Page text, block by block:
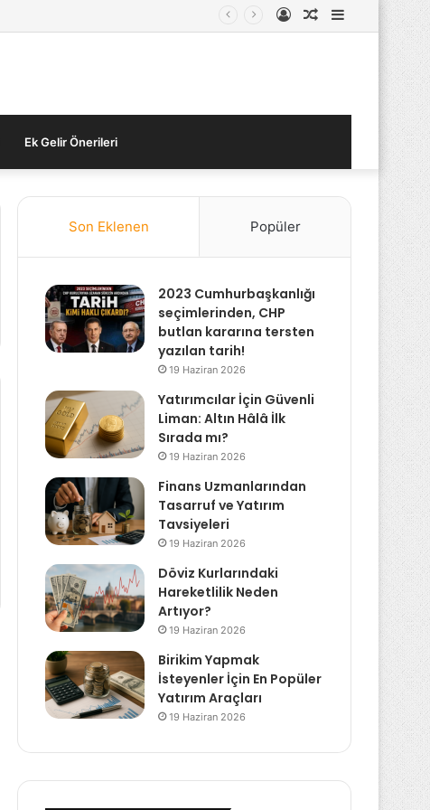
Kenar
Bölmesi
Rastgele
Kayıt
Ek Gelir Önerileri
Son Eklenen Popüler
2023 Cumhurbaşkanlığı
seçimlerinden, CHP
butlan kararına tersten
yazılan tarih!
19 Haziran 2026
Yatırımcılar İçin Güvenli
Liman: Altın Hâlâ İlk
Sırada mı?
19 Haziran 2026
Finans Uzmanlarından
Tasarruf ve Yatırım
Tavsiyeleri
19 Haziran 2026
Döviz Kurlarındaki
Hareketlilik Neden
Artıyor?
19 Haziran 2026
Birikim Yapmak
İsteyenler İçin En Popüler
Yatırım Araçları
19 Haziran 2026